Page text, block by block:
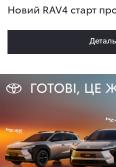
Новий RAV4 старт